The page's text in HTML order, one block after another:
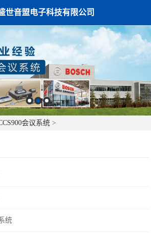
世音盟电子科技有限公司
会议系统 >
统